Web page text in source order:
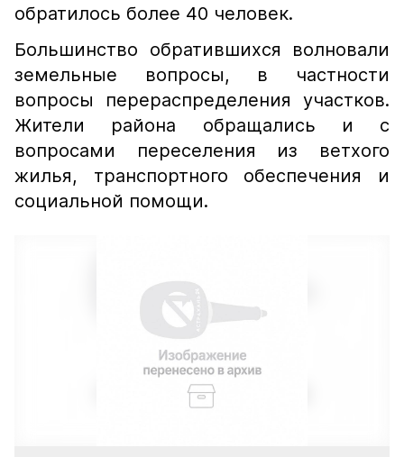
обратилось более 40 человек.
Большинство обратившихся волновали
земельные вопросы, в частности
вопросы перераспределения участков.
Жители района обращались и с
вопросами переселения из ветхого
жилья, транспортного обеспечения и
социальной помощи.